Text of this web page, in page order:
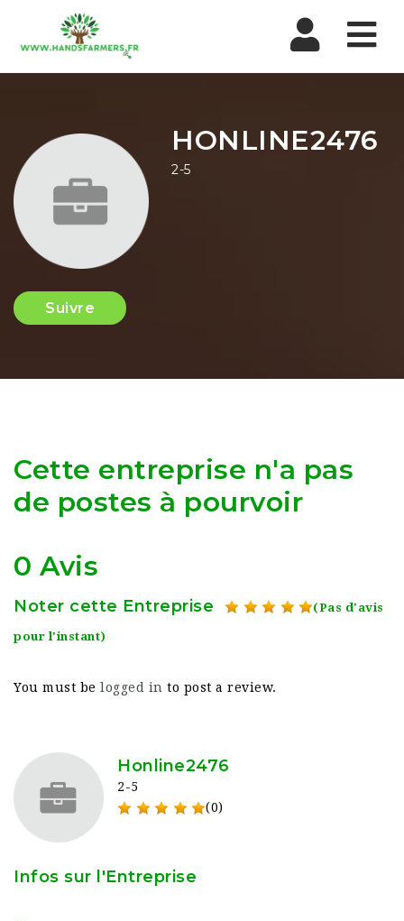
HONLINE2476
2-5
Suivre
Cette entreprise n'a pas
de postes à pourvoir
0 Avis
Noter cette Entreprise (Pas d'avis
pour l'instant)
You must be logged in to post a review.
Honline2476
2-5
(0)
Infos sur l'Entreprise